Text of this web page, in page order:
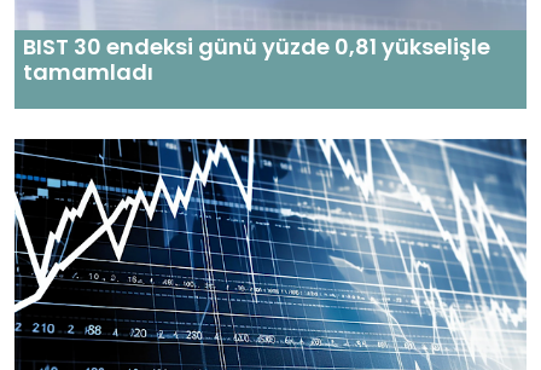
BIST 30 endeksi günü yüzde 0,81 yükselişle
tamamladı